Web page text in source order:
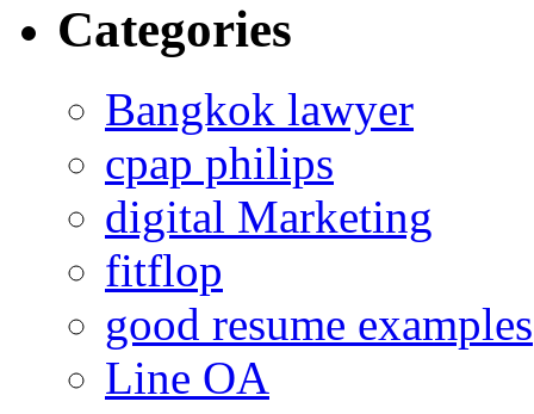
Categories
Bangkok lawyer
cpap philips
digital Marketing
fitflop
good resume examples
Line OA